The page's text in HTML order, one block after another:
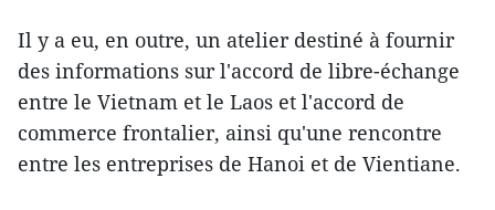
​Il y a eu, en outre, un atelier ​destiné à fournir
des informations sur l'accord de libre-échange
entre le Vietnam et le Laos et l'accord de
commerce frontalier, ainsi qu'une rencontre
entre les entreprises de Hanoi et de Vientiane.